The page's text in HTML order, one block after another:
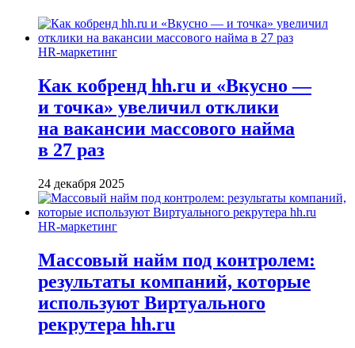
HR-маркетинг
Как кобренд hh.ru и «Вкусно —
и точка» увеличил отклики
на вакансии массового найма
в 27 раз
24 декабря 2025
HR-маркетинг
Массовый найм под контролем:
результаты компаний, которые
используют Виртуального
рекрутера hh.ru